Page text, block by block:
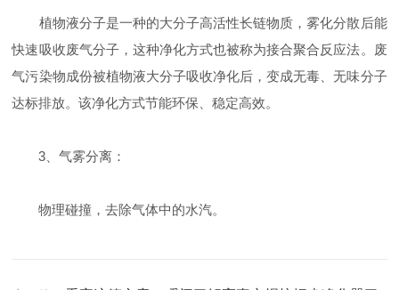
植物液分子是一种的大分子高活性长链物质，雾化分散后能
快速吸收废气分子，这种净化方式也被称为接合聚合反应法。废
气污染物成份被植物液大分子吸收净化后，变成无毒、无味分子
达标排放。该净化方式节能环保、稳定高效。
3、气雾分离：
物理碰撞，去除气体中的水汽。